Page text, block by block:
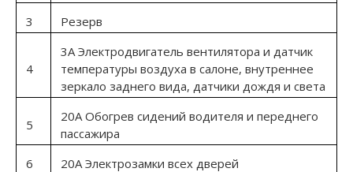
3
Резерв
4
3А Электродвигатель вентилятора и датчик
температуры воздуха в салоне, внутреннее
зеркало заднего вида, датчики дождя и света
5
20А Обогрев сидений водителя и переднего
пассажира
6
20А Электрозамки всех дверей